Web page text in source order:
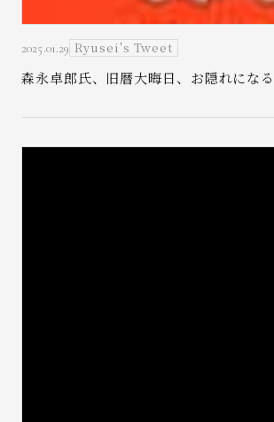
2025.01.29 Ryusei's Tweet
森永卓郎氏、旧暦大晦日、お隠れになる